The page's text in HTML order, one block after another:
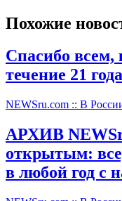
Похожие
Спасибо всем,
течение 21 года
NEWSru.com :: В
АРХИВ
открытым:
в любой год с